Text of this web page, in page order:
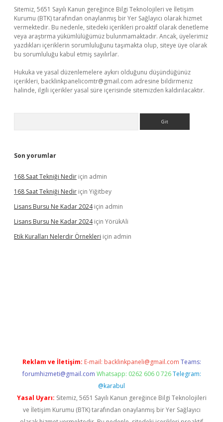
Sitemiz, 5651 Sayılı Kanun gereğince Bilgi Teknolojileri ve İletişim
Kurumu (BTK) tarafından onaylanmış bir Yer Sağlayıcı olarak hizmet
vermektedir. Bu nedenle, sitedeki içerikleri proaktif olarak denetleme
veya araştırma yükümlülüğümüz bulunmamaktadır. Ancak, üyelerimiz
yazdıkları içeriklerin sorumluluğunu taşımakta olup, siteye üye olarak
bu sorumluluğu kabul etmiş sayılırlar.
Hukuka ve yasal düzenlemelere aykırı olduğunu düşündüğünüz
içerikleri, backlinkpanelicomtr@gmail.com adresine bildirmeniz
halinde, ilgili içerikler yasal süre içerisinde sitemizden kaldırılacaktır.
Son yorumlar
168 Saat Tekniği Nedir için admin
168 Saat Tekniği Nedir için Yiğitbey
Lisans Bursu Ne Kadar 2024için admin
Lisans Bursu Ne Kadar 2024için YörükAli
Etik Kuralları Nelerdir Örnekleri için admin
Reklam ve İletişim: E-mail: backlinkpaneli@gmail.com Teams:
forumhizmeti@gmail.com Whatsapp: 0262 606 0 726 Telegram:
@karabul
Yasal Uyarı: Sitemiz, 5651 Sayılı Kanun gereğince Bilgi Teknolojileri
ve İletişim Kurumu (BTK) tarafından onaylanmış bir Yer Sağlayıcı